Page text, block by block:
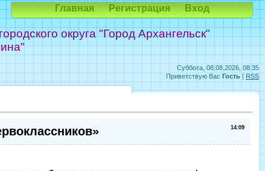
Суббота, 08.08.2026, 08:35
Приветствую Вас Гость | RSS
округа "Город Архангельск"
Главная Регистрация Вход
14:09